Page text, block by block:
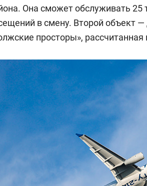
Она сможет обслуживать 25
в смену. Второй объект
просторы»,